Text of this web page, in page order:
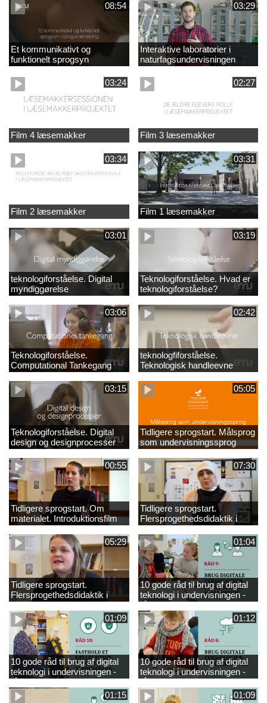
08:54
Et kommunikativt og
funktionelt sprogsyn
03:29
Interaktive laboratorier i
naturfagsundervisningen
03:24
Film 4 læsemakker
02:27
Film 3 læsemakker
03:34
Film 2 læsemakker
03:31
Film 1 læsemakker
03:01
teknologiforståelse. Digital
myndiggørelse
03:19
Teknologiforståelse. Hvad er
teknologiforståelse?
03:06
Teknologiforståelse.
Computational Tankegang
02:42
teknologfiforståelse.
Teknologisk handleevne
03:15
Teknologiforståelse. Digital
design og designprocesser
05:05
Tidligere sprogstart. Målsprog
som undervisningssprog
00:55
Tidligere sprogstart. Om
materialet. Introduktionsfilm
07:30
Tidligere sprogstart.
Flersprogethedsdidaktik i
fransk og tysk
05:29
Tidligere sprogstart.
Flersprogethedsdidaktik i
engelsk
01:04
10 gode råd til brug af digital
teknologi i undervisningen -
råd 9
01:09
10 gode råd til brug af digital
teknologi i undervisningen -
råd 10
01:12
10 gode råd til brug af digital
teknologi i undervisningen -
råd 8
01:15
01:09